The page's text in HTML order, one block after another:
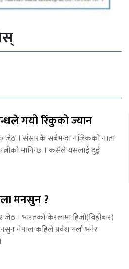
गयो रिंकुको ज्यान
जेठ । संसारकै सबैभन्दा नजिकको नाता
मानिन्छ । कसैले यसलाई दुई
मनसुन ?
जेठ । भारतको केरलामा हिजो(बिहीबार)
नेपाल कहिले प्रवेश गर्ला भनेर